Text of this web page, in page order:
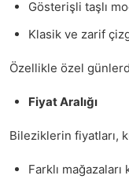
Gösterişli taşlı
Klasik ve zarif
Özellikle özel
Fiyat Aralığı
Bileziklerin fiyatları,
Farklı mağazaları